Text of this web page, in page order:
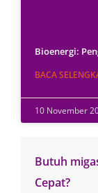
Bioenergi:
BACA
10 November
Butuh
Cepat?